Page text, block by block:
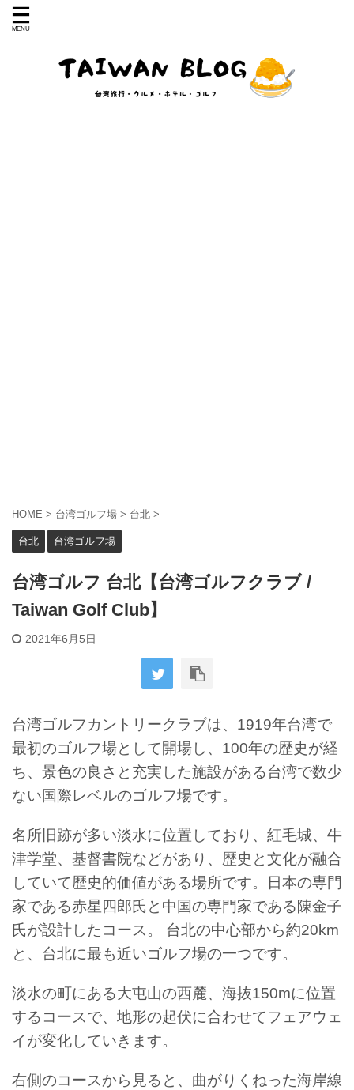
HOME > 台湾ゴルフ場 > 台北 >
台北 台湾ゴルフ場
台湾ゴルフ 台北【台湾ゴルフクラブ /
Taiwan Golf Club】
2021年6月5日
台湾ゴルフカントリークラブは、1919年台湾で
最初のゴルフ場として開場し、100年の歴史が経
ち、景色の良さと充実した施設がある台湾で数少
ない国際レベルのゴルフ場です。
名所旧跡が多い淡水に位置しており、紅毛城、牛
津学堂、基督書院などがあり、歴史と文化が融合
していて歴史的価値がある場所です。
日本の専門
家である赤星四郎氏と中国の専門家である陳金子
氏が設計したコース。 台北の中心部から約20km
と、台北に最も近いゴルフ場の一つです。
淡水の町にある大屯山の西麓、海抜150mに位置
するコースで、地形の起伏に合わせてフェアウェ
イが変化していきます。
右側のコースから見ると、曲がりくねった海岸線